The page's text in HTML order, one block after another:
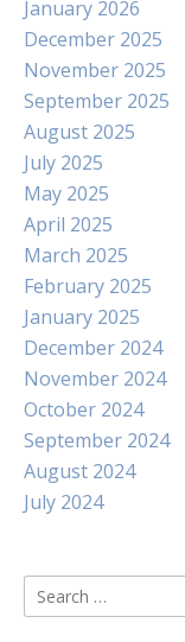
January 2026
December 2025
November 2025
September 2025
August 2025
July 2025
May 2025
April 2025
March 2025
February 2025
January 2025
December 2024
November 2024
October 2024
September 2024
August 2024
July 2024
Search
for: